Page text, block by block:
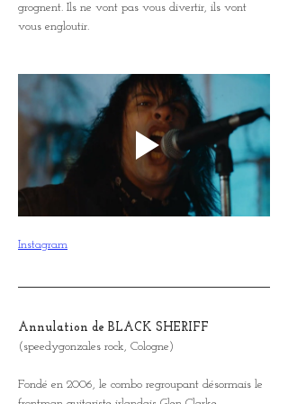
grognent. Ils ne vont pas vous divertir, ils vont
vous engloutir.
Instagram
Annulation de BLACK SHERIFF
(speedygonzales rock, Cologne)
Fondé en 2006, le combo regroupant désormais le